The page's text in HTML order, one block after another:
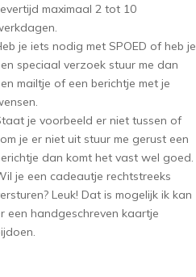
maximaal 2 tot 10
je iets nodig met SPOED of heb je
speciaal verzoek stuur me dan
mailtje of een berichtje met je
je voorbeeld er niet tussen of
je er niet uit stuur me gerust een
dan komt het vast wel goed.
je een cadeautje rechtstreeks
Leuk! Dat is mogelijk ik kan
een handgeschreven kaartje